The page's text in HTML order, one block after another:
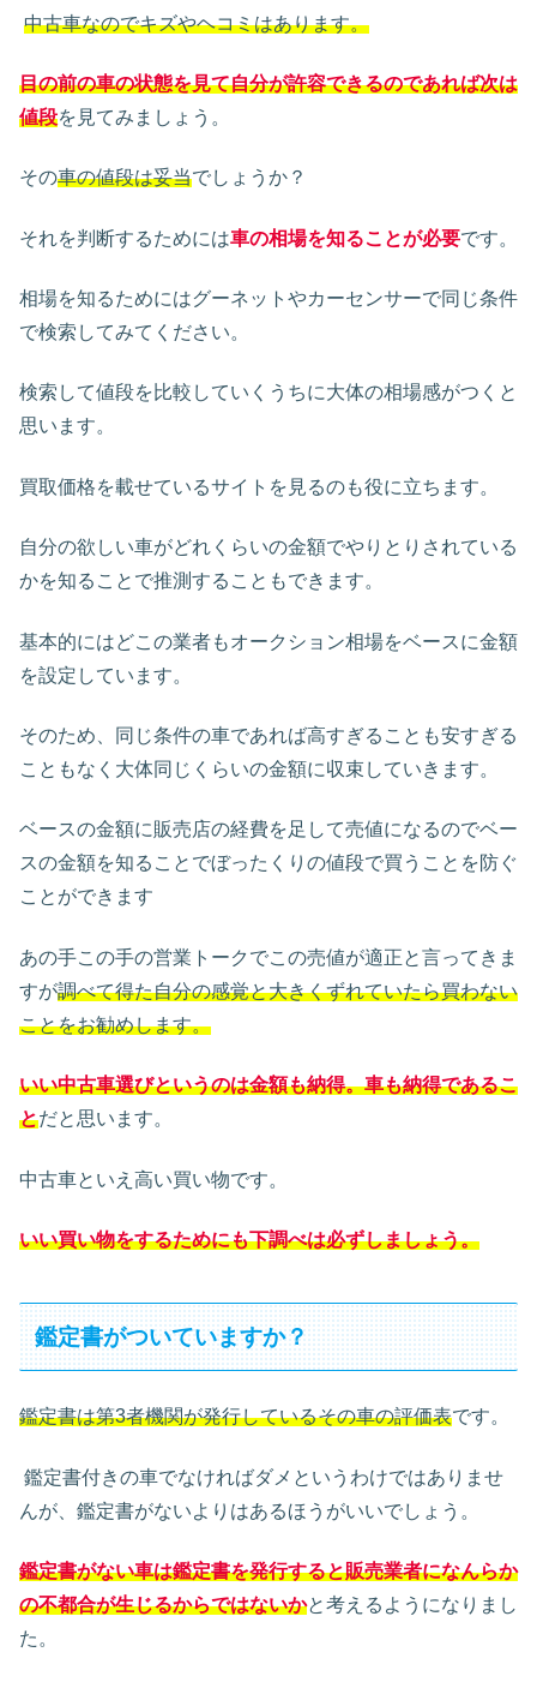
中古車なのでキズやヘコミはあります。
目の前の車の状態を見て自分が許容できるのであれば次は
値段を見てみましょう。
その車の値段は妥当でしょうか？
それを判断するためには車の相場を知ることが必要です。
相場を知るためにはグーネットやカーセンサーで同じ条件
で検索してみてください。
検索して値段を比較していくうちに大体の相場感がつくと
思います。
買取価格を載せているサイトを見るのも役に立ちます。
自分の欲しい車がどれくらいの金額でやりとりされている
かを知ることで推測することもできます。
基本的にはどこの業者もオークション相場をベースに金額
を設定しています。
そのため、同じ条件の車であれば高すぎることも安すぎる
こともなく大体同じくらいの金額に収束していきます。
ベースの金額に販売店の経費を足して売値になるのでベー
スの金額を知ることでぼったくりの値段で買うことを防ぐ
ことができます
あの手この手の営業トークでこの売値が適正と言ってきま
すが調べて得た自分の感覚と大きくずれていたら買わない
ことをお勧めします。
いい中古車選びというのは金額も納得。車も納得であるこ
とだと思います。
中古車といえ高い買い物です。
いい買い物をするためにも下調べは必ずしましょう。
鑑定書がついていますか？
鑑定書は第3者機関が発行しているその車の評価表です。
鑑定書付きの車でなければダメというわけではありませ
んが、鑑定書がないよりはあるほうがいいでしょう。
鑑定書がない車は鑑定書を発行すると販売業者になんらか
の不都合が生じるからではないかと考えるようになりまし
た。